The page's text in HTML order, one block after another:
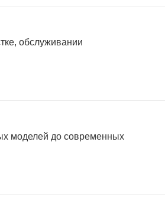
обслуживании
моделей до современных